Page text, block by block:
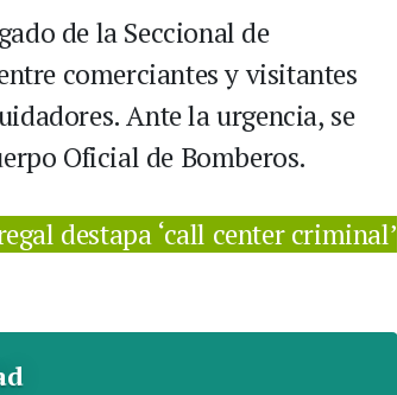
de la Seccional de
comerciantes y visitantes
Ante la urgencia, se
Oficial de Bomberos.
destapa ‘call center criminal’